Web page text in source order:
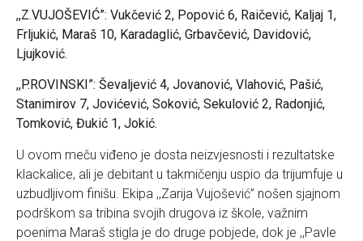
,,Z.VUJOŠEVIĆ”: Vukčević 2, Popović 6, Raičević, Kaljaj 1,
Frljukić, Maraš 10, Karadaglić, Grbavčević, Davidović,
Ljujković.
,,P.ROVINSKI”: Ševaljević 4, Jovanović, Vlahović, Pašić,
Stanimirov 7, Jovićević, Soković, Sekulović 2, Radonjić,
Tomković, Đukić 1, Jokić.
U ovom meču viđeno je dosta neizvjesnosti i rezultatske
klackalice, ali je debitant u takmičenju uspio da trijumfuje u
uzbudljivom finišu. Ekipa ,,Zarija Vujošević” nošen sjajnom
podrškom sa tribina svojih drugova iz škole, važnim
poenima Maraš stigla je do druge pobjede, dok je ,,Pavle